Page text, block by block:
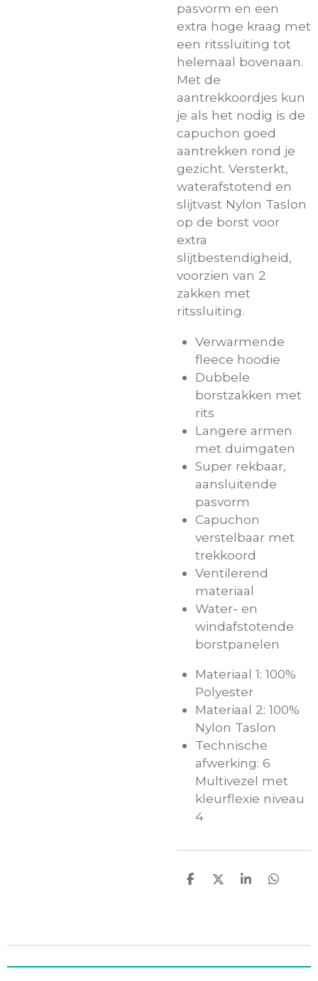
pasvorm en een
extra hoge kraag met
een ritssluiting tot
helemaal bovenaan.
Met de
aantrekkoordjes kun
je als het nodig is de
capuchon goed
aantrekken rond je
gezicht. Versterkt,
waterafstotend en
slijtvast Nylon Taslon
op de borst voor
extra
slijtbestendigheid,
voorzien van 2
zakken met
ritssluiting.
Verwarmende
fleece hoodie
Dubbele
borstzakken met
rits
Langere armen
met duimgaten
Super rekbaar,
aansluitende
pasvorm
Capuchon
verstelbaar met
trekkoord
Ventilerend
materiaal
Water- en
windafstotende
borstpanelen
Materiaal 1: 100%
Polyester
Materiaal 2: 100%
Nylon Taslon
Technische
afwerking: 6
Multivezel met
kleurflexie niveau
4
D
D
S
D